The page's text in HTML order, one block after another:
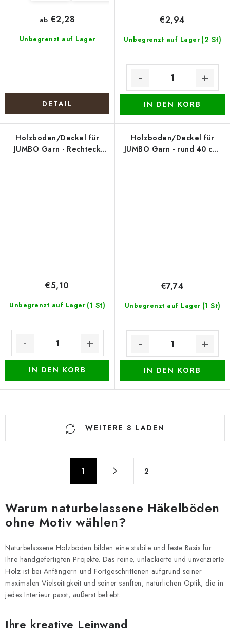
Unbegrenzt auf Lager
ab €2,28
DETAIL
Unbegrenzt auf Lager (2 St)
€2,94
IN DEN KORB
Holzboden/Deckel für
JUMBO Garn - Rechteck
Unbegrenzt auf Lager (1 St)
€5,10
IN DEN KORB
Holzboden/Deckel für
JUMBO Garn - rund 40 cm,
Unbegrenzt auf Lager (1 St)
€7,74
IN DEN KORB
S
e
l
e
m
e
n
t
e
e
WEITERE 8 LADEN
i
n
i
r
u
n
g
1 2
Warum naturbelassene Häkelböden
ohne Motiv wählen?
Naturbelassene Holzböden bilden eine stabile und feste Basis für
Ihre handgefertigten Projekte. Das reine, unlackierte und unverzierte
Holz ist bei Anfängern und Fortgeschrittenen aufgrund seiner
maximalen Vielseitigkeit und seiner sanften, natürlichen Optik, die in
jedes Interieur passt, äußerst beliebt.
Ihre kreative Leinwand